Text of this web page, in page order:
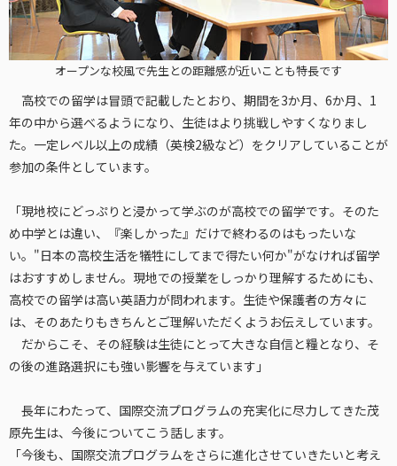
オープンな校風で先生との距離感が近いことも特長です
高校での留学は冒頭で記載したとおり、期間を3か月、6か月、1
年の中から選べるようになり、生徒はより挑戦しやすくなりまし
た。一定レベル以上の成績（英検2級など）をクリアしていることが
参加の条件としています。
「現地校にどっぷりと浸かって学ぶのが高校での留学です。そのた
め中学とは違い、『楽しかった』だけで終わるのはもったいな
い。"日本の高校生活を犠牲にしてまで得たい何か"がなければ留学
はおすすめしません。現地での授業をしっかり理解するためにも、
高校での留学は高い英語力が問われます。生徒や保護者の方々に
は、そのあたりもきちんとご理解いただくようお伝えしています。
だからこそ、その経験は生徒にとって大きな自信と糧となり、そ
の後の進路選択にも強い影響を与えています」
長年にわたって、国際交流プログラムの充実化に尽力してきた茂
原先生は、今後についてこう話します。
「今後も、国際交流プログラムをさらに進化させていきたいと考え